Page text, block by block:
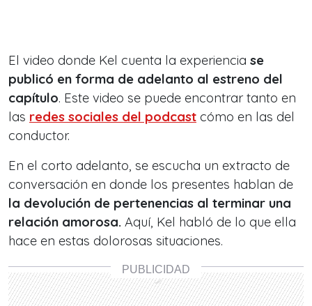
El video donde Kel cuenta la experiencia se
publicó en forma de adelanto al estreno del
capítulo. Este video se puede encontrar tanto en
las redes sociales del podcast cómo en las del
conductor.
En el corto adelanto, se escucha un extracto de
conversación en donde los presentes hablan de
la devolución de pertenencias al terminar una
relación amorosa. Aquí, Kel habló de lo que ella
hace en estas dolorosas situaciones.